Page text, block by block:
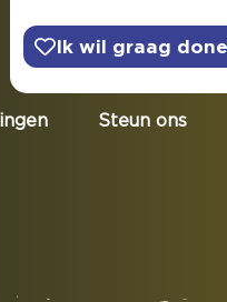
Ik wil graag
Steun ons